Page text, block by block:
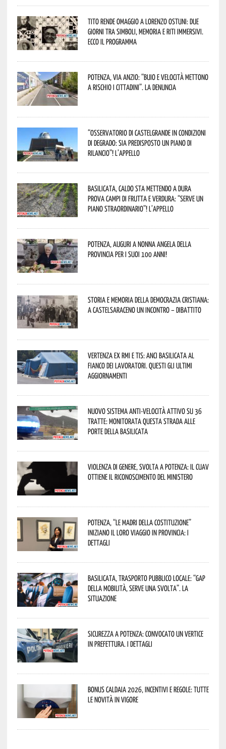
Tito rende omaggio a Lorenzo Ostuni: due
giorni tra simboli, memoria e riti immersivi.
Ecco il programma
Potenza, Via Anzio: “Buio e velocità mettono
a rischio i cittadini”. La denuncia
“Osservatorio di Castelgrande in condizioni
di degrado: sia predisposto un piano di
rilancio”! L’appello
Basilicata, caldo sta mettendo a dura
prova campi di frutta e verdura: “Serve un
piano straordinario”! L’appello
Potenza, auguri a nonna Angela della
provincia per i suoi 100 anni!
Storia e memoria della Democrazia Cristiana:
a Castelsaraceno un incontro – dibattito
Vertenza ex RMI e TIS: ANCI Basilicata al
fianco dei lavoratori. Questi gli ultimi
aggiornamenti
Nuovo sistema anti-velocità attivo su 36
tratte: monitorata questa strada alle
porte della Basilicata
Violenza di genere, svolta a Potenza: il CUAV
ottiene il riconoscimento del Ministero
Potenza, “Le Madri della Costituzione”
iniziano il loro viaggio in provincia: i
dettagli
Basilicata, trasporto pubblico locale: “Gap
della mobilità, serve una svolta”. La
situazione
Sicurezza a Potenza: convocato un vertice
in Prefettura. I dettagli
Bonus caldaia 2026, incentivi e regole: tutte
le novità in vigore